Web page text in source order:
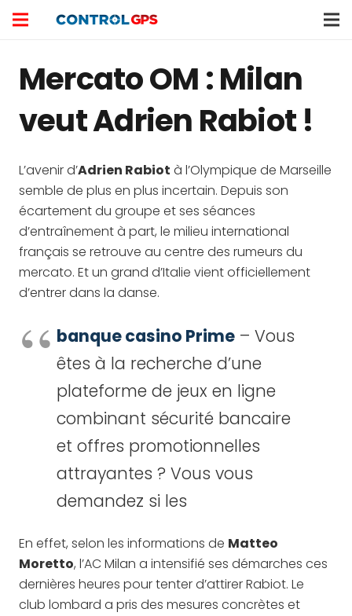
Mercato OM : Milan
veut Adrien Rabiot !
L’avenir d’Adrien Rabiot à l’Olympique de Marseille
semble de plus en plus incertain. Depuis son
écartement du groupe et ses séances
d’entraînement à part, le milieu international
français se retrouve au centre des rumeurs du
mercato. Et un grand d’Italie vient officiellement
d’entrer dans la danse.
banque casino Prime – Vous
êtes à la recherche d’une
plateforme de jeux en ligne
combinant sécurité bancaire
et offres promotionnelles
attrayantes ? Vous vous
demandez si les
En effet, selon les informations de Matteo
Moretto, l’AC Milan a intensifié ses démarches ces
dernières heures pour tenter d’attirer Rabiot. Le
club lombard a pris des mesures concrètes et